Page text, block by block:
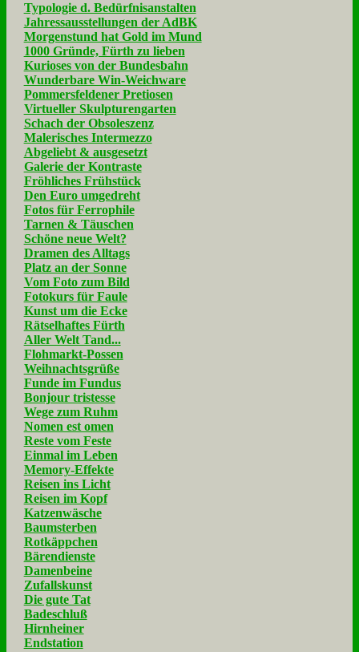
Typologie d. Bedürfnisanstalten
Jahressausstellungen der AdBK
Morgenstund hat Gold im Mund
1000 Gründe, Fürth zu lieben
Kurioses von der Bundesbahn
Wunderbare Win-Weichware
Pommersfeldener Pretiosen
Virtueller Skulpturengarten
Schach der Obsoleszenz
Malerisches Intermezzo
Abgeliebt & ausgesetzt
Galerie der Kontraste
Fröhliches Frühstück
Den Euro umgedreht
Fotos für Ferrophile
Tarnen & Täuschen
Schöne neue Welt?
Dramen des Alltags
Platz an der Sonne
Vom Foto zum Bild
Fotokurs für Faule
Kunst um die Ecke
Rätselhaftes Fürth
Aller Welt Tand...
Flohmarkt-Possen
Weihnachtsgrüße
Funde im Fundus
Bonjour tristesse
Wege zum Ruhm
Nomen est omen
Reste vom Feste
Einmal im Leben
Memory-Effekte
Reisen ins Licht
Reisen im Kopf
Katzenwäsche
Baumsterben
Rotkäppchen
Bärendienste
Damenbeine
Zufallskunst
Die gute Tat
Badeschluß
Hirnheiner
Endstation